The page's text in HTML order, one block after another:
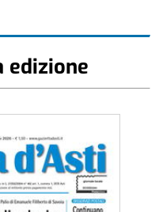
edizione